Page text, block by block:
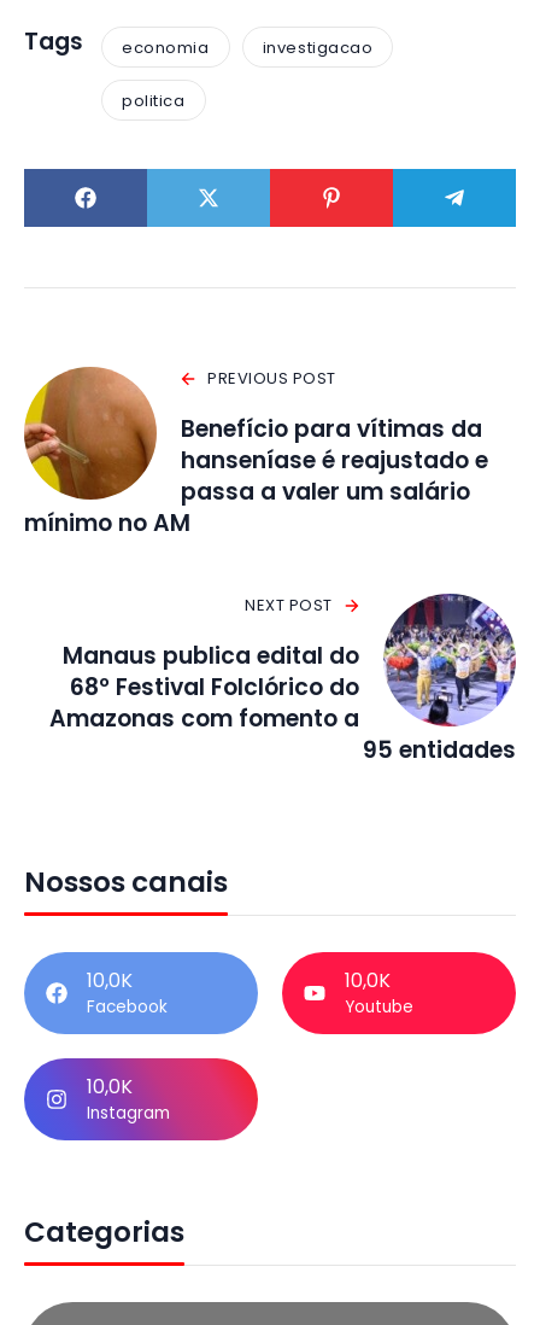
Tags economia investigacao
politica
PREVIOUS POST
Benefício para vítimas da
hanseníase é reajustado e
passa a valer um salário
mínimo no AM
NEXT POST
Manaus publica edital do
68º Festival Folclórico do
Amazonas com fomento a
95 entidades
Nossos canais
10,0K
Facebook
10,0K
Youtube
10,0K
Instagram
Categorias